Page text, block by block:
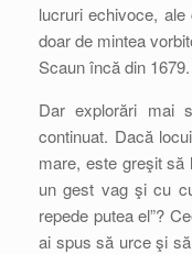
lucruri echivoce,
doar de mintea
Scaun încă din 1679.
Dar explorări mai
continuat. Dacă
mare, este greşit să
un gest vag şi cu
repede putea el”?
ai spus să urce şi